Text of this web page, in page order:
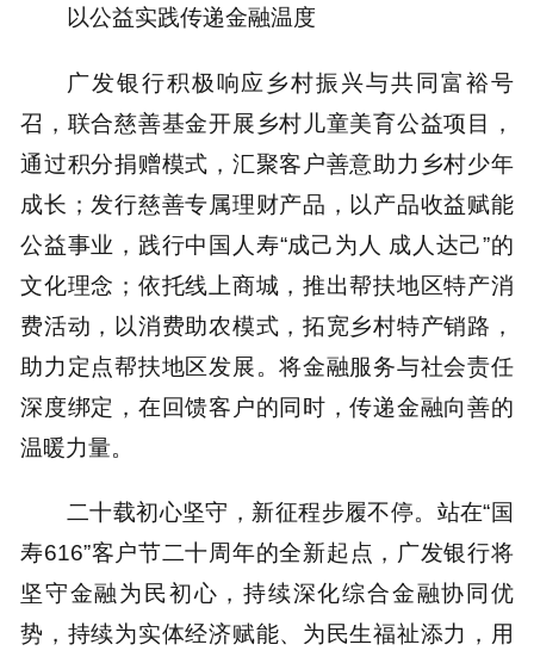
以公益实践传递金融温度
广发银行积极响应乡村振兴与共同富裕号
召，联合慈善基金开展乡村儿童美育公益项目，
通过积分捐赠模式，汇聚客户善意助力乡村少年
成长；发行慈善专属理财产品，以产品收益赋能
公益事业，践行中国人寿“成己为人 成人达己”的
文化理念；依托线上商城，推出帮扶地区特产消
费活动，以消费助农模式，拓宽乡村特产销路，
助力定点帮扶地区发展。将金融服务与社会责任
深度绑定，在回馈客户的同时，传递金融向善的
温暖力量。
二十载初心坚守，新征程步履不停。站在“国
寿616”客户节二十周年的全新起点，广发银行将
坚守金融为民初心，持续深化综合金融协同优
势，持续为实体经济赋能、为民生福祉添力，用